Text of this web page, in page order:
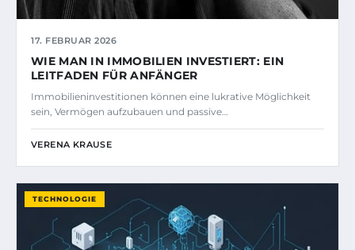
17. FEBRUAR 2026
WIE MAN IN IMMOBILIEN INVESTIERT: EIN
LEITFADEN FÜR ANFÄNGER
Immobilieninvestitionen können eine lukrative Möglichkeit
sein, Vermögen aufzubauen und passive…
VERENA KRAUSE
TECHNOLOGIE